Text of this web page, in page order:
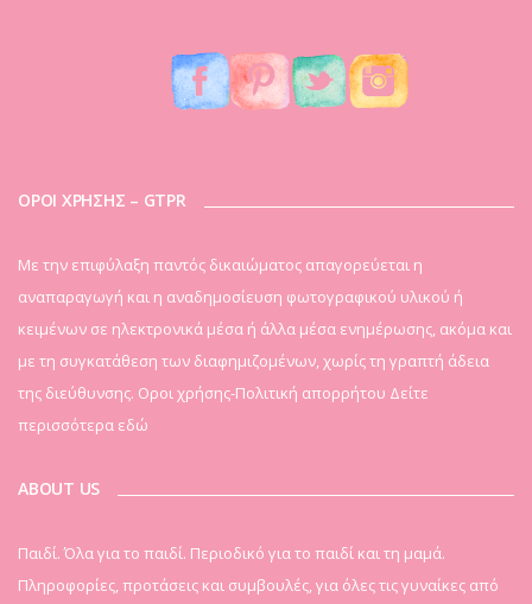
ΟΡΟΙ ΧΡΗΣΗΣ – GTPR
Mε την επιφύλαξη παντός δικαιώματος απαγορεύεται η
αναπαραγωγή και η αναδημοσίευση φωτογραφικού υλικού ή
κειμένων σε ηλεκτρονικά μέσα ή άλλα μέσα ενημέρωσης, ακόμα και
με τη συγκατάθεση των διαφημιζομένων, χωρίς τη γραπτή άδεια
της διεύθυνσης. Οροι χρήσης-Πολιτική απορρήτου Δείτε
περισσότερα εδώ
ABOUT US
Παιδί. Όλα για το παιδί. Περιοδικό για το παιδί και τη μαμά.
Πληροφορίες, προτάσεις και συμβουλές, για όλες τις γυναίκες από